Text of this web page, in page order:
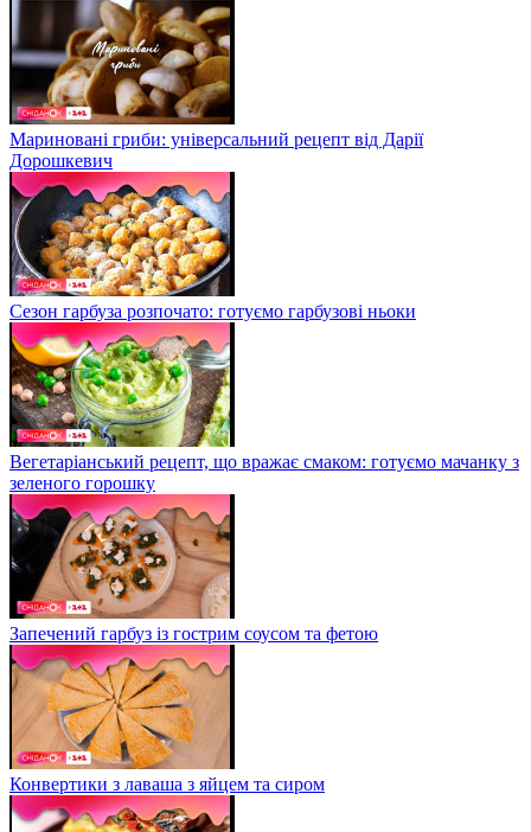
Мариновані гриби: універсальний рецепт від Дарії
Дорошкевич
Сезон гарбуза розпочато: готуємо гарбузові ньоки
Вегетаріанський рецепт, що вражає смаком: готуємо мачанку з
зеленого горошку
Запечений гарбуз із гострим соусом та фетою
Конвертики з лаваша з яйцем та сиром